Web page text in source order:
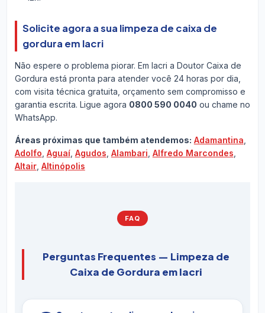
Solicite agora a sua limpeza de caixa de
gordura em Iacri
Não espere o problema piorar. Em Iacri a Doutor Caixa de
Gordura está pronta para atender você 24 horas por dia,
com visita técnica gratuita, orçamento sem compromisso e
garantia escrita. Ligue agora 0800 590 0040 ou chame no
WhatsApp.
Áreas próximas que também atendemos: Adamantina
Adolfo Aguaí, Agudos Alambari Alfredo Marcondes
Altair, Altinópolis
FAQ
Perguntas Frequentes — Limpeza de
Caixa de Gordura em Iacri